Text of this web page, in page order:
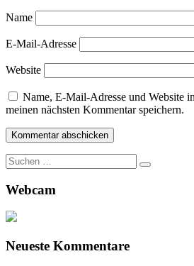
Name
E-Mail-Adresse
Website
Name, E-Mail-Adresse und Website
meinen nächsten Kommentar speichern.
Suche
nach:
Webcam
Neueste Kommentare